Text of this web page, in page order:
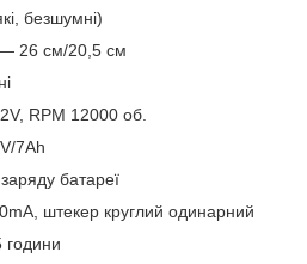
безшумні)
— 26 см/20,5 см
RPM 12000 об.
7Аh
батареї
штекер круглий одинарний
години